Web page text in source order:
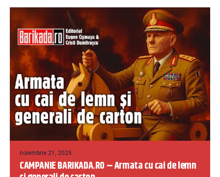
noiembrie 21, 2025
CAMPANIE BARIKADA.RO – Armata cu cai de lemn